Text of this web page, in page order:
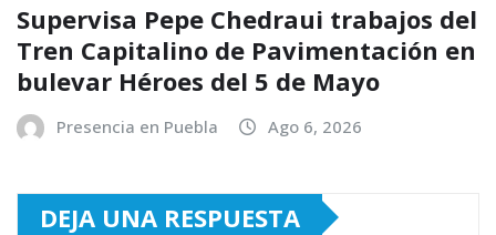
Supervisa Pepe Chedraui trabajos del
Tren Capitalino de Pavimentación en
bulevar Héroes del 5 de Mayo
Presencia en Puebla Ago 6, 2026
DEJA UNA RESPUESTA